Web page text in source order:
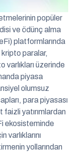
popüler
ve ödünç alma
platformlarında
kripto paralar,
varlıkları üzerinde
piyasa
olumsuz
para piyasası
yatırımlardan
ekosisteminde
varlıklarını
yollarından